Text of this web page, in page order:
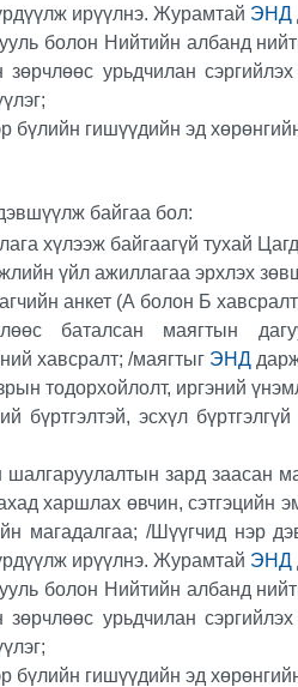
ирүүлнэ. Журамтай ЭНД
болон Нийтийн албанд
урьдчилан
бүлийн гишүүдийн эд
байгаа бол:
хүлээж байгаагүй тухай
үйл ажиллагаа эрхлэх
анкет (А болон Б
баталсан маягтын
хавсралт; /маягтыг ЭНД
тодорхойлолт, иргэний
бүртгэлтэй, эсхүл
шалгаруулалтын зард заасан
харшлах өвчин, сэтгэцийн
магадалгаа; /Шүүгчид нэр
ирүүлнэ. Журамтай ЭНД
болон Нийтийн албанд
урьдчилан
бүлийн гишүүдийн эд